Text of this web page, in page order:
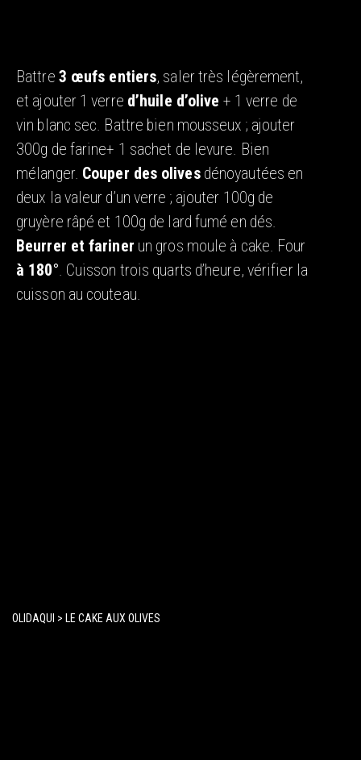
Battre 3 œufs entiers, saler très légèrement,
et ajouter 1 verre d’huile d’olive + 1 verre de
vin blanc sec. Battre bien mousseux ; ajouter
300g de farine+ 1 sachet de levure. Bien
mélanger. Couper des olivesdénoyautées en
deux la valeur d’un verre ; ajouter 100g de
gruyère râpé et 100g de lard fumé en dés.
Beurrer et fariner un gros moule à cake. Four
à 180°. Cuisson trois quarts d’heure, vérifier la
cuisson au couteau.
OLIDAQUI > LE CAKE AUX OLIVES